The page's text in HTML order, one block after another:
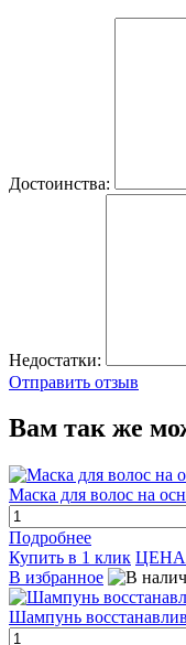
Достоинства:
Недостатки:
Отправить отзыв
Вам так же
Маска для волос на
Подробнее
Купить в 1 клик
В избранное
Шампунь